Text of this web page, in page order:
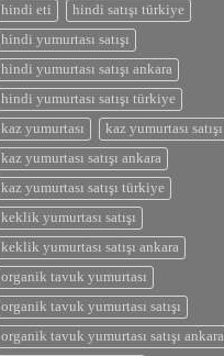
hindi eti
hindi satışı türkiye
hindi yumurtası satışı
hindi yumurtası satışı ankara
hindi yumurtası satışı türkiye
kaz yumurtası
kaz yumurtası satışı
kaz yumurtası satışı ankara
kaz yumurtası satışı türkiye
keklik yumurtası satışı
keklik yumurtası satışı ankara
organik tavuk yumurtası
organik tavuk yumurtası satışı
organik tavuk yumurtası satışı ankara